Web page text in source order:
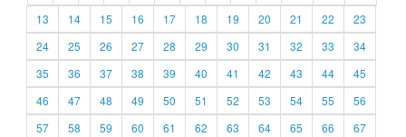
13
14 15 16 17 18 19 20 21 22
23
24
25 26 27 28 29 30 31 32 33
34
35
36 37 38 39 40 41 42 43 44
45
46
47 48 49 50 51 52 53 54 55
56
57
58 59 60 61 62 63 64 65 66
67